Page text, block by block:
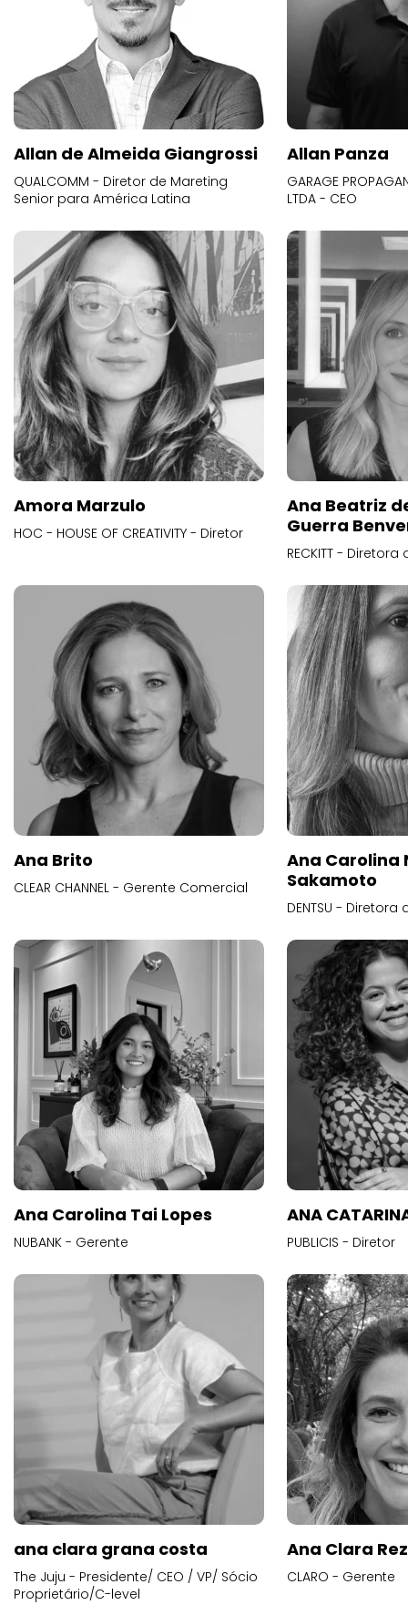
Allan de Almeida Giangrossi
QUALCOMM - Diretor de Mareting
Senior para América Latina
Allan Panza
GARAGE
LTDA - CEO
Amora Marzulo
HOC - HOUSE OF CREATIVITY - Diretor
Ana Beatriz
Guerra
RECKITT -
Ana Brito
CLEAR CHANNEL - Gerente Comercial
Ana Carolina
Sakamoto
DENTSU -
Ana Carolina Tai Lopes
NUBANK - Gerente
ANA
PUBLICIS - Diretor
ana clara grana costa
The Juju - Presidente/ CEO / VP/ Sócio
Proprietário/C-level
Ana Clara
CLARO - Gerente